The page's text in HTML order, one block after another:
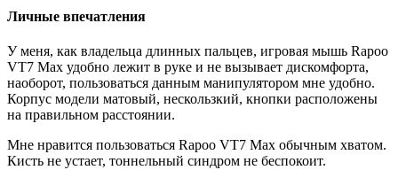
Личные впечатления
У меня, как владельца длинных пальцев, игровая мышь Rapoo
VT7 Max удобно лежит в руке и не вызывает дискомфорта,
наоборот, пользоваться данным манипулятором мне удобно.
Корпус модели матовый, нескользкий, кнопки расположены
на правильном расстоянии.
Мне нравится пользоваться Rapoo VT7 Max обычным хватом.
Кисть не устает, тоннельный синдром не беспокоит.